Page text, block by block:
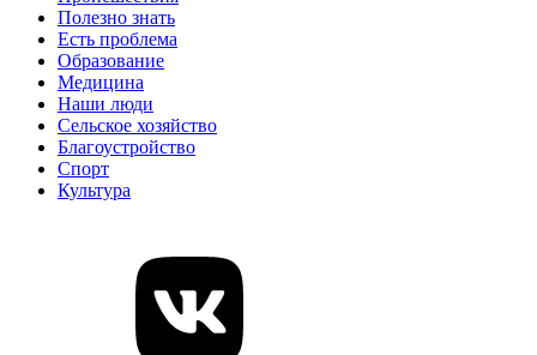
Полезно знать
Есть проблема
Образование
Медицина
Наши люди
Сельское хозяйство
Благоустройство
Спорт
Культура